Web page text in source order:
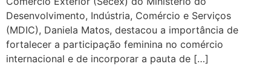
Desenvolvimento, Indústria, Comércio e Serviços
(MDIC), Daniela Matos, destacou a importância de
fortalecer a participação feminina no comércio
internacional e de incorporar a pauta de […]